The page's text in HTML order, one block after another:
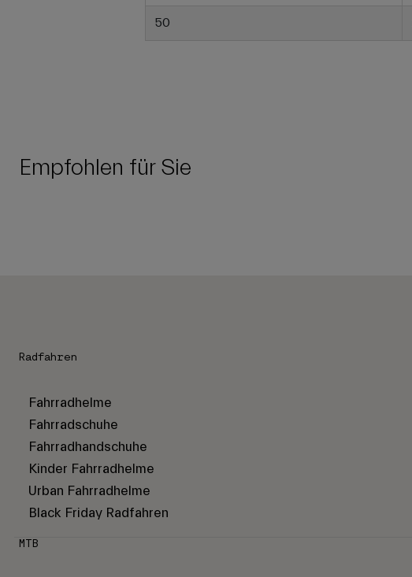
50
Empfohlen für Sie
Radfahren
Fahrradhelme
Fahrradschuhe
Fahrradhandschuhe
Kinder Fahrradhelme
Urban Fahrradhelme
Black Friday Radfahren
MTB